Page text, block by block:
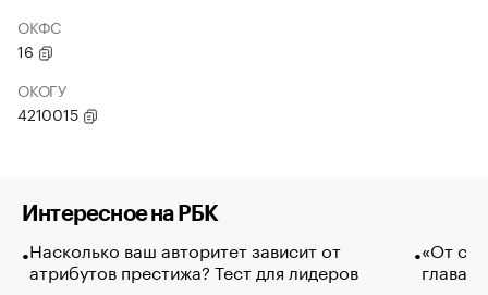
ОКФС
16
ОКОГУ
4210015
Интересное на РБК
Насколько ваш авторитет зависит от
атрибутов престижа? Тест для лидеров
«От
глава